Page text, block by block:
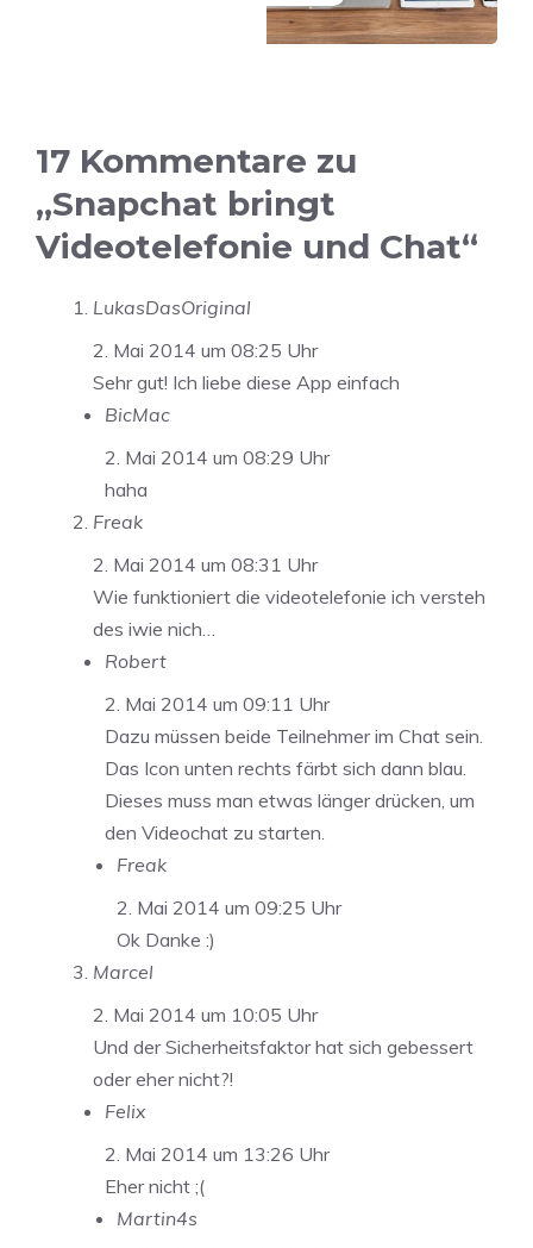
17 Kommentare zu
„Snapchat bringt
Videotelefonie und Chat“
LukasDasOriginal
2. Mai 2014 um 08:25 Uhr
Sehr gut! Ich liebe diese App einfach
BicMac
2. Mai 2014 um 08:29 Uhr
haha
Freak
2. Mai 2014 um 08:31 Uhr
Wie funktioniert die videotelefonie ich versteh
des iwie nich…
Robert
2. Mai 2014 um 09:11 Uhr
Dazu müssen beide Teilnehmer im Chat sein.
Das Icon unten rechts färbt sich dann blau.
Dieses muss man etwas länger drücken, um
den Videochat zu starten.
Freak
2. Mai 2014 um 09:25 Uhr
Ok Danke :)
Marcel
2. Mai 2014 um 10:05 Uhr
Und der Sicherheitsfaktor hat sich gebessert
oder eher nicht?!
Felix
2. Mai 2014 um 13:26 Uhr
Eher nicht ;(
Martin4s